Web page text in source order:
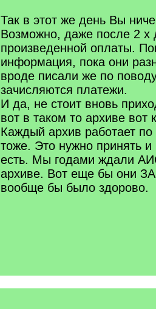
Так в этот же день Вы
Возможно, даже после 2 х
произведенной оплаты.
информация, пока они
вроде писали же по
зачисляются платежи.
И да, не стоит вновь
вот в таком то архиве вот
Каждый архив работает
тоже. Это нужно принять и
есть. Мы годами ждали
архиве. Вот еще бы они
вообще бы было здорово.